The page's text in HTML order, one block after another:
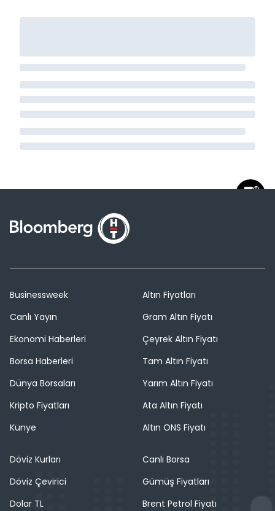
Businessweek
Canlı Yayın
Ekonomi Haberleri
Borsa Haberleri
Dünya Borsaları
Kripto Fiyatları
Künye
Altın Fiyatları
Gram Altın Fiyatı
Çeyrek Altın Fiyatı
Tam Altın Fiyatı
Yarım Altın Fiyatı
Ata Altın Fiyatı
Altın ONS Fiyatı
Döviz Kurları
Döviz Çevirici
Dolar TL
Canlı Borsa
Gümüş Fiyatları
Brent Petrol Fiyatı